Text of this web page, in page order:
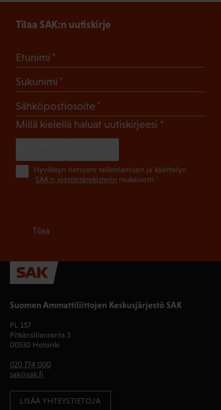
Suomen Ammattiliittojen Keskusjärjestö SAK
PL 157
Pitkänsillanranta 3
00530 Helsinki
020 774 000
sak@sak.fi
LISÄÄ YHTEYSTIETOJA
Tilaa SAK:n uutiskirje
Etunimi
Sukunimi
Sähköpostiosoite
Millä kielellä haluat uutiskirjeesi (Pakollinen)
Hyväksyn tietojeni tallentamisen ja käsittelyn
SAK:n viestintärekisterin mukaisesti *
Tilaa